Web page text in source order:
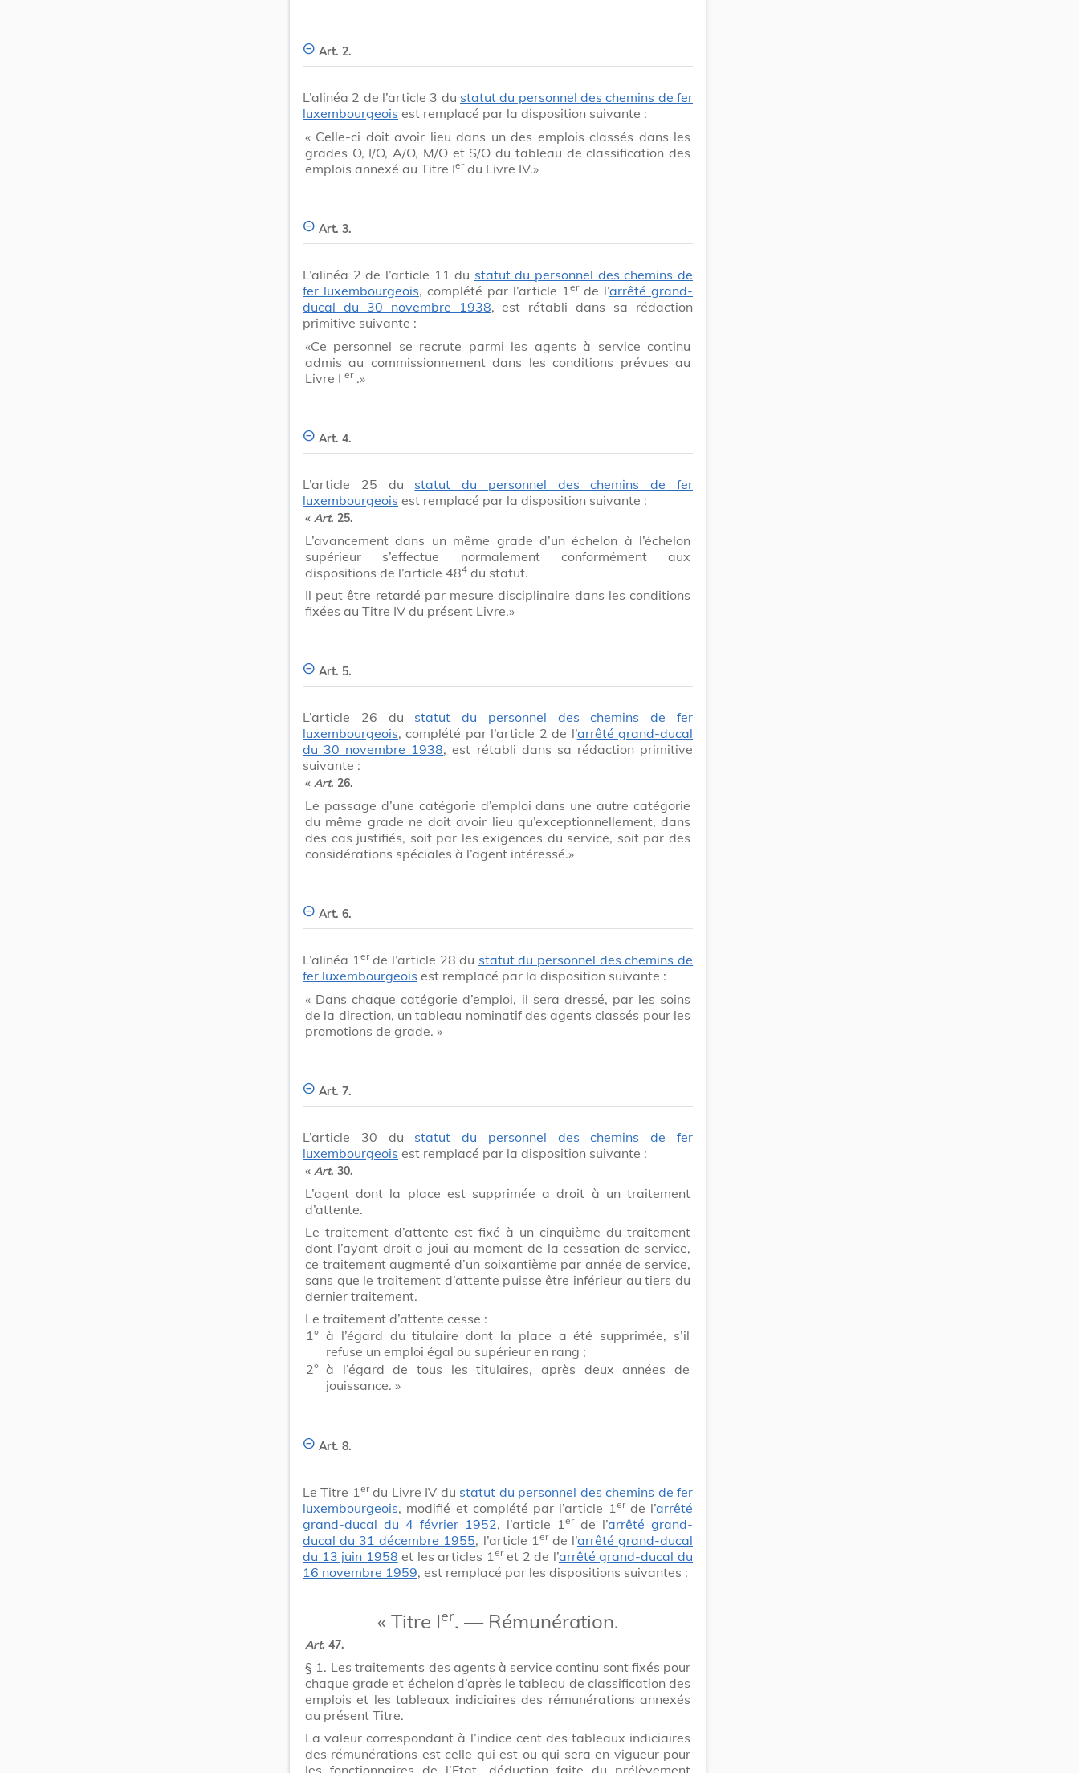
Art. 2.
L’alinéa 2 de l’article 3 du statut du personnel des chemins de fer
luxembourgeois est remplacé par la disposition suivante :
« Celle-ci doit avoir lieu dans un des emplois classés dans les
grades O, I/O, A/O, M/O et S/O du tableau de classification des
emplois annexé au Titre Ierdu Livre IV.»
Art. 3.
L’alinéa 2 de l’article 11 du statut du personnel des chemins de
fer luxembourgeois, complété par l’article 1 erde l’arrêté grand-
ducal du 30 novembre 1938, est rétabli dans sa rédaction
primitive suivante :
«Ce personnel se recrute parmi les agents à service continu
admis au commissionnement dans les conditions prévues au
Livre I er.»
Art. 4.
L’article 25 du statut du personnel des chemins de fer
luxembourgeois est remplacé par la disposition suivante :
« Art. 25.
L’avancement dans un même grade d’un échelon à l’échelon
supérieur s’effectue normalement conformément aux
dispositions de l’article 484 du statut.
Il peut être retardé par mesure disciplinaire dans les conditions
fixées au Titre IV du présent Livre.»
Art. 5.
L’article 26 du statut du personnel des chemins de fer
luxembourgeois, complété par l’article 2 de l’arrêté grand-ducal
du 30 novembre 1938, est rétabli dans sa rédaction primitive
suivante :
« Art. 26.
Le passage d’une catégorie d’emploi dans une autre catégorie
du même grade ne doit avoir lieu qu’exceptionnellement, dans
des cas justifiés, soit par les exigences du service, soit par des
considérations spéciales à l’agent intéressé.»
Art. 6.
L’alinéa 1 erde l’article 28 du statut du personnel des chemins de
fer luxembourgeois est remplacé par la disposition suivante :
« Dans chaque catégorie d’emploi, il sera dressé, par les soins
de la direction, un tableau nominatif des agents classés pour les
promotions de grade. »
Art. 7.
L’article 30 du statut du personnel des chemins de fer
luxembourgeois est remplacé par la disposition suivante :
« Art. 30.
L’agent dont la place est supprimée a droit à un traitement
d’attente.
Le traitement d’attente est fixé à un cinquième du traitement
dont l’ayant droit a joui au moment de la cessation de service,
ce traitement augmenté d’un soixantième par année de service,
sans que le traitement d’attente puisse être inférieur au tiers du
dernier traitement.
Le traitement d’attente cesse :
1° à l’égard du titulaire dont la place a été supprimée, s’il
refuse un emploi égal ou supérieur en rang ;
2° à l’égard de tous les titulaires, après deux années de
jouissance. »
Art. 8.
Le Titre 1 erdu Livre IV du statut du personnel des chemins de fer
luxembourgeois, modifié et complété par l’article 1 erde l’arrêté
grand-ducal du 4 février 1952, l’article 1 erde l’arrêté grand-
ducal du 31 décembre 1955, l’article 1 erde l’arrêté grand-ducal
du 13 juin 1958 et les articles 1 eret 2 de l’arrêté grand-ducal du
16 novembre 1959, est remplacé par les dispositions suivantes :
« Titre Ier. — Rémunération.
Art. 47.
§ 1. Les traitements des agents à service continu sont fixés pour
chaque grade et échelon d’après le tableau de classification des
emplois et les tableaux indiciaires des rémunérations annexés
au présent Titre.
La valeur correspondant à l’indice cent des tableaux indiciaires
des rémunérations est celle qui est ou qui sera en vigueur pour
les fonctionnaires de l’Etat, déduction faite du prélèvement